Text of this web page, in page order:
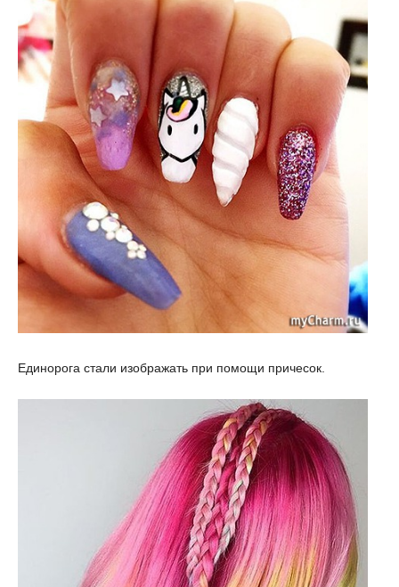
Единорога стали изображать при помощи причесок.